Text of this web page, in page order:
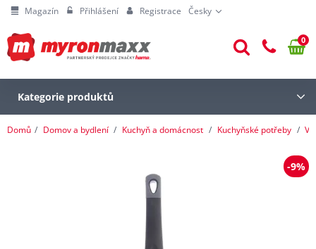
Magazín Přihlášení Registrace Česky
0
Kategorie produktů
Domů Domov a bydlení Kuchyň a domácnost Kuchyňské potřeby
-9%